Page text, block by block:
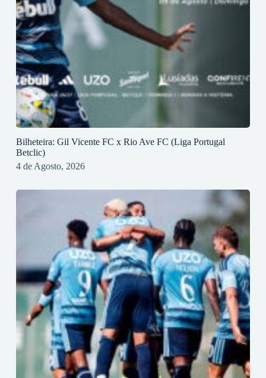
Bilheteira: Gil Vicente FC x Rio Ave FC (Liga Portugal
Betclic)
4 de Agosto, 2026